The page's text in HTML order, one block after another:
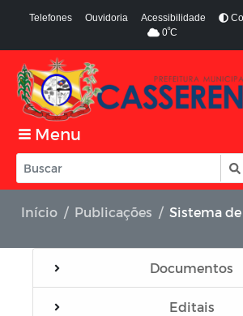
Telefones Ouvidoria Acessibilidade
0ºC
Menu
Início Publicações Sistema de Gerenciamento de
Documentos
Editais